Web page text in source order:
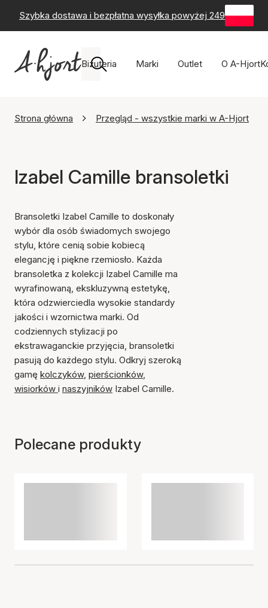
Szybka dostawa i bezpłatna wysyłka powyżej 249 zł -
Biżuteria Marki Outlet O A-Hjort
Strona główna Przegląd - wszystkie marki w A-Hjort
Izabel Camille bransoletki
Bransoletki Izabel Camille to doskonały
wybór dla osób świadomych swojego
stylu, które cenią sobie kobiecą
elegancję i piękne rzemiosło. Każda
bransoletka z kolekcji Izabel Camille ma
wyrafinowaną, ekskluzywną estetykę,
która odzwierciedla wysokie standardy
jakości i wzornictwa marki. Od
codziennych stylizacji po
ekstrawaganckie przyjęcia, bransoletki
pasują do każdego stylu. Odkryj szeroką
gamę kolczyków, pierścionków,
wisiorków i naszyjników Izabel Camille.
Polecane produkty